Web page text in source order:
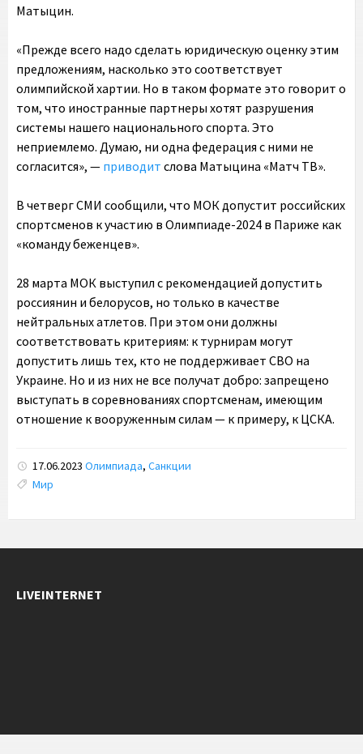
Матыцин.
«Прежде всего надо сделать юридическую оценку этим
предложениям, насколько это соответствует
олимпийской хартии. Но в таком формате это говорит о
том, что иностранные партнеры хотят разрушения
системы нашего национального спорта. Это
неприемлемо. Думаю, ни одна федерация с ними не
согласится», — приводит слова Матыцина «Матч ТВ».
В четверг СМИ сообщили, что МОК допустит российских
спортсменов к участию в Олимпиаде-2024 в Париже как
«команду беженцев».
28 марта МОК выступил с рекомендацией допустить
россиянин и белорусов, но только в качестве
нейтральных атлетов. При этом они должны
соответствовать критериям: к турнирам могут
допустить лишь тех, кто не поддерживает СВО на
Украине. Но и из них не все получат добро: запрещено
выступать в соревнованиях спортсменам, имеющим
отношение к вооруженным силам — к примеру, к ЦСКА.
17.06.2023 Олимпиада, Санкции
Tags:
Мир
LIVEINTERNET